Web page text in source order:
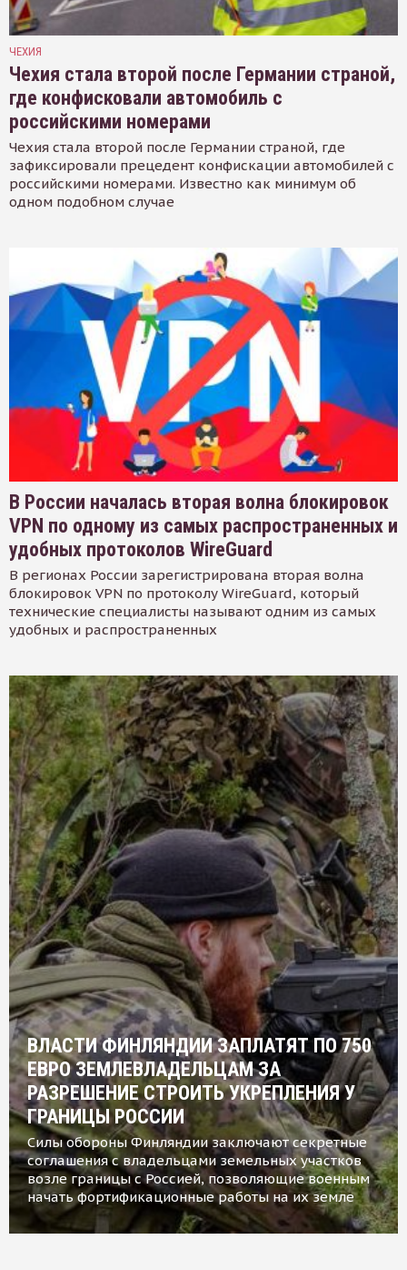
ЧЕХИЯ
Чехия стала второй после Германии страной,
где конфисковали автомобиль с
российскими номерами
Чехия стала второй после Германии страной, где
зафиксировали прецедент конфискации автомобилей с
российскими номерами. Известно как минимум об
одном подобном случае
В России началась вторая волна блокировок
VPN по одному из самых распространенных и
удобных протоколов WireGuard
В регионах России зарегистрирована вторая волна
блокировок VPN по протоколу WireGuard, который
технические специалисты называют одним из самых
удобных и распространенных
ВЛАСТИ ФИНЛЯНДИИ ЗАПЛАТЯТ ПО 750
ЕВРО ЗЕМЛЕВЛАДЕЛЬЦАМ ЗА
РАЗРЕШЕНИЕ СТРОИТЬ УКРЕПЛЕНИЯ У
ГРАНИЦЫ РОССИИ
Силы обороны Финляндии заключают секретные
соглашения с владельцами земельных участков
возле границы с Россией, позволяющие военным
начать фортификационные работы на их земле